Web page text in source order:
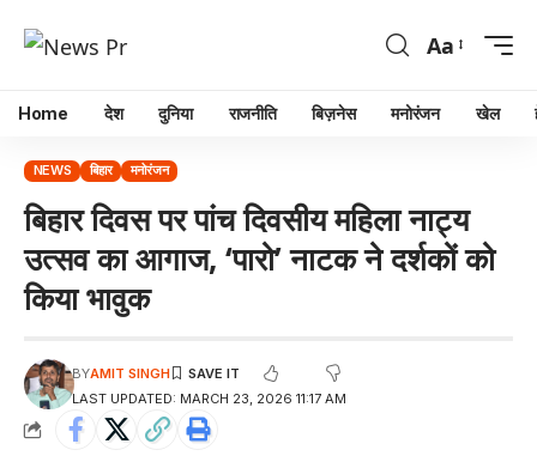
Aa
Home देश दुनिया राजनीति बिज़नेस मनोरंजन खेल
NEWS बिहार मनोरंजन
बिहार दिवस पर पांच दिवसीय महिला नाट्य
उत्सव का आगाज, ‘पारो’ नाटक ने दर्शकों को
किया भावुक
LAST UPDATED: MARCH 23, 2026 11:17 AM
BYAMIT SINGH